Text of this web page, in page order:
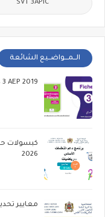
SVT 3APIC
الــمـــواضــيع الشائعة
AEP 2019
2026
معايير